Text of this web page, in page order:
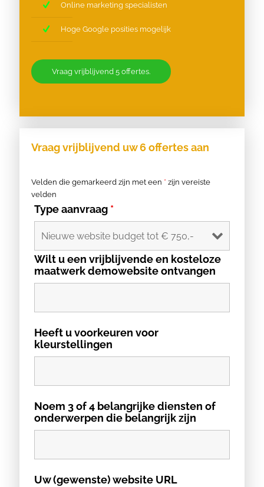
Online marketing specialisten
Hoge Google posities mogelijk
Vraag vrijblijvend 5 offertes.
Vraag vrijblijvend uw 6 offertes aan
Velden die gemarkeerd zijn met een * zijn vereiste
velden
Type aanvraag *
Wilt u een vrijblijvende en kosteloze
maatwerk demowebsite ontvangen
Heeft u voorkeuren voor
kleurstellingen
Noem 3 of 4 belangrijke diensten of
onderwerpen die belangrijk zijn
Uw (gewenste) website URL